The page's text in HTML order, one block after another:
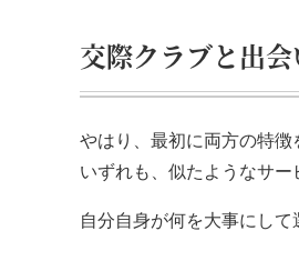
交際クラブと出
やはり、最初に両方の特徴
いずれも、似たようなサー
自分自身が何を大事にし